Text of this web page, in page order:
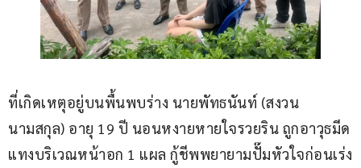
ที่เกิดเหตุอยู่บนพื้นพบร่าง นายพัทธนันท์ (สงวน
นามสกุล) อายุ 19 ปี นอนหงายหายใจรวยริน ถูกอาวุธมีด
แทงบริเวณหน้าอก 1 แผล กู้ชีพพยายามปั๊มหัวใจก่อนเร่ง